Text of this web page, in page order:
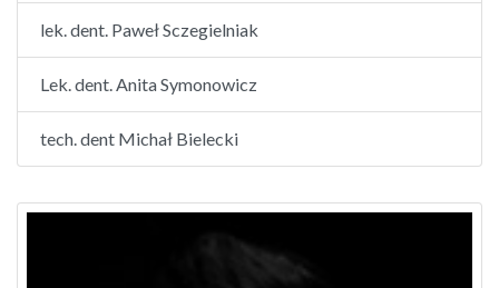
lek. dent. Paweł Sczegielniak
Lek. dent. Anita Symonowicz
tech. dent Michał Bielecki